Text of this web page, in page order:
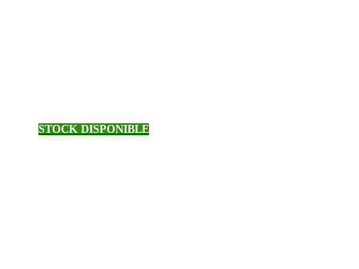
STOCK DISPONIBLE